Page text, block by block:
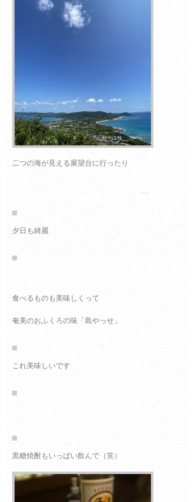
二つの海が見える展望台に行ったり
夕日も綺麗
食べるものも美味しくって
奄美のおふくろの味「島やっせ」
これ美味しいです
黒糖焼酎もいっぱい飲んで（笑）